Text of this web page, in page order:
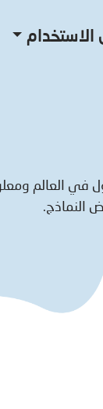
الاستخدام
في العالم
النماذج.